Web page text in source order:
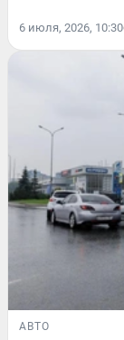
6 июля, 2026, 10:30
АВТО